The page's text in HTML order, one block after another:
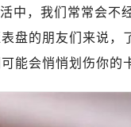
中，我们常常会不
盘的朋友们来说
能会悄悄划伤你的